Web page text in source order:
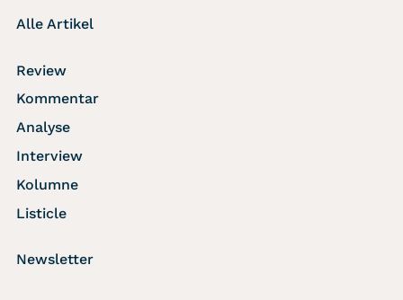
Alle Artikel
Review
Kommentar
Analyse
Interview
Kolumne
Listicle
Newsletter